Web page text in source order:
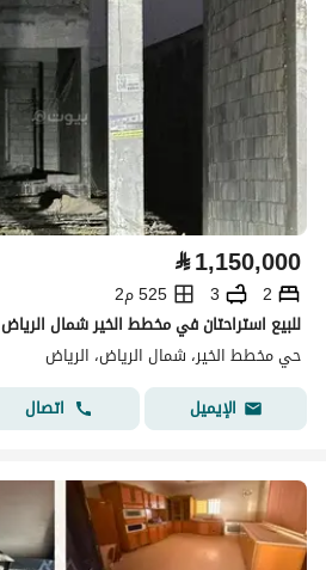
⃁1,150,000
2
3
525 م2
للبيع استراحتان في مخطط الخير شمال الرياض
حي مخطط الخير، شمال الرياض، الرياض
الإيميل
اتصال